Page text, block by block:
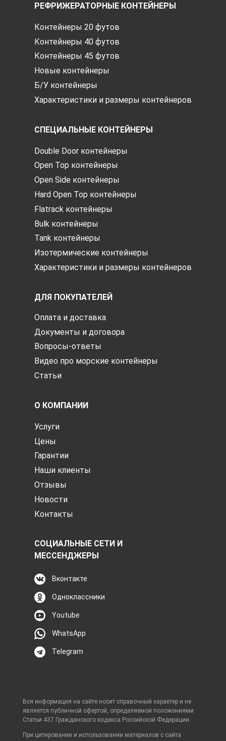
РЕФРИЖЕРАТОРНЫЕ КОНТЕЙНЕРЫ
Контейнеры 20 футов
Контейнеры 40 футов
Контейнеры 45 футов
Новые контейнеры
Б/У контейнеры
Характеристики и размеры контейнеров
СПЕЦИАЛЬНЫЕ КОНТЕЙНЕРЫ
Double Door контейнеры
Open Top контейнеры
Open Side контейнеры
Hard Open Top контейнеры
Flatrack контейнеры
Bulk контейнеры
Tank контейнеры
Изотермические контейнеры
Характеристики и размеры контейнеров
ДЛЯ ПОКУПАТЕЛЕЙ
Оплата и доставка
Документы и договора
Вопросы-ответы
Видео про морские контейнеры
Статьи
О КОМПАНИИ
Услуги
Цены
Гарантии
Наши клиенты
Отзывы
Новости
Контакты
СОЦИАЛЬНЫЕ СЕТИ И
МЕССЕНДЖЕРЫ
Вконтакте
Одноклассники
Youtube
WhatsApp
Telegram
Вся информация на сайте носит справочный характер и не
является публичной офертой, определяемой положениями
Статьи 437 Гражданского кодекса Российской Федерации.
При цитировании и использовании материалов с сайта